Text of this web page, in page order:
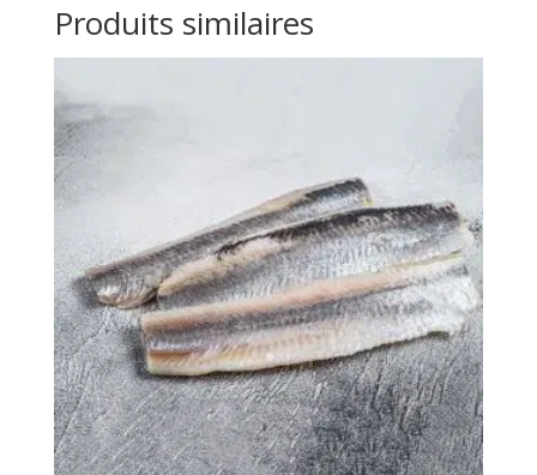
Produits similaires